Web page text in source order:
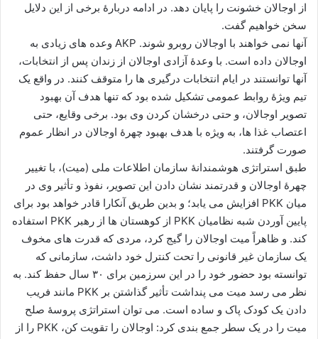
از اوجالان خشونت را پایان دهد. در ادامه دربارۀ برخی از این دلایل
سخن خواهیم گفت.
آنها نمی خواهند با اوجالان روبرو شوند. AKP وعده های زیادی به
اوجالان داده است. با وعدۀ آزادی اوجالان از زندان پس از انتخابات،
آنها توانستند در ایام انتخابات درگیری ها را متوقف کنند. در واقع یک
تیم ویژۀ روابط عمومی تشکیل شده بود که تنها هدف آن بهبود
تصویر اوجالان، و حتی درخشان کردن وی بود. برخی وقایع، حتی
اعتصاب غذا ها، به ویژه با هدف بهبود چهرۀ اوجالان در انظار عموم
صورت گرفتند.
طبق استراتژی هوشمندانۀ سازمان اطلاعات ملی (میت)، با تغییر
چهرۀ اوجالان و قدرتمند نشان دادن این تصویر، نفوذ و تأثیر وی در
میان PKK افزایش می یابد؛ و بدین طریق آنکارا قادر خواهد بود برای
پایین آوردن شبه نظامیان PKK از کوهستان ها از رهبر PKK استفاده
کند. و ظاهراً میت اوجالان را گیج کرد، مردی که قدرت های مخوف
یک سازمان غیر قانونی را تحت کنترل خود داشت، سازمانی که
توانسته بود حضور خود را در این سرزمین برای ۳۰ سال حفظ کند. به
نظر می رسد میت می پنداشت تأثیر گذاشتن بر PKK مانند فریب
دادن یک کودک پاک و ساده است. می توان استراتژی پروسۀ صلح
میت را در یک سطر جمع بندی کرد: اوجالان را تقویت کن، PKK را از